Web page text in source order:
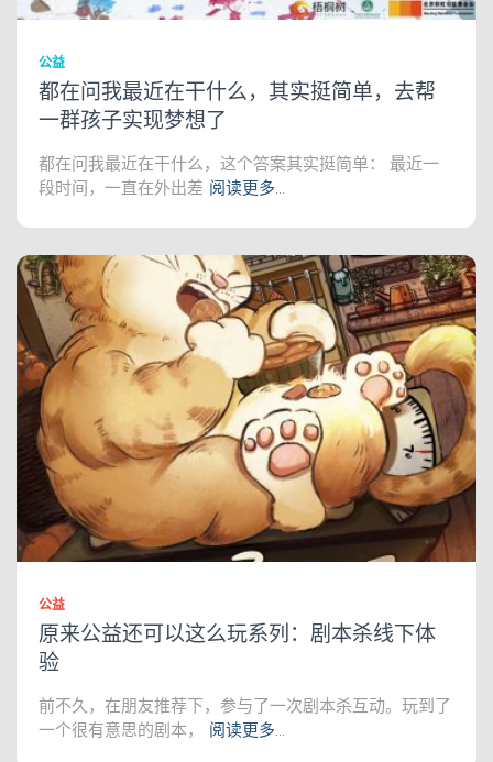
公益
都在问我最近在干什么，其实挺简单，去帮
一群孩子实现梦想了
都在问我最近在干什么，这个答案其实挺简单： 最近一
段时间，一直在外出差 阅读更多…
公益
原来公益还可以这么玩系列：剧本杀线下体
验
前不久，在朋友推荐下，参与了一次剧本杀互动。玩到了
一个很有意思的剧本，
阅读更多…